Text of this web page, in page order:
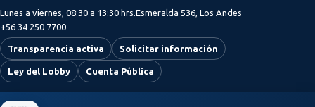
Saltar al contenido principal
Lunes a viernes, 08:30 a 13:30 hrs.Esmeralda 536, Los Andes
+56 34 250 7700
Transparencia activa Solicitar información
Ley del Lobby Cuenta Pública